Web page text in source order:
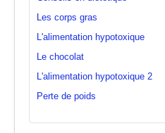
Les corps gras
L'alimentation hypotoxique
Le chocolat
L'alimentation hypotoxique 2
Perte de poids